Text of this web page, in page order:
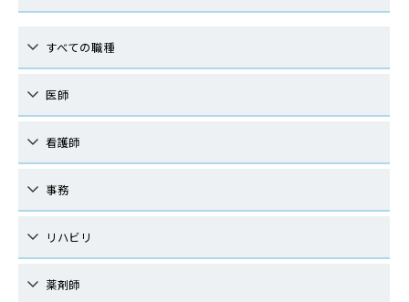
すべての職種
医師
看護師
事務
リハビリ
薬剤師